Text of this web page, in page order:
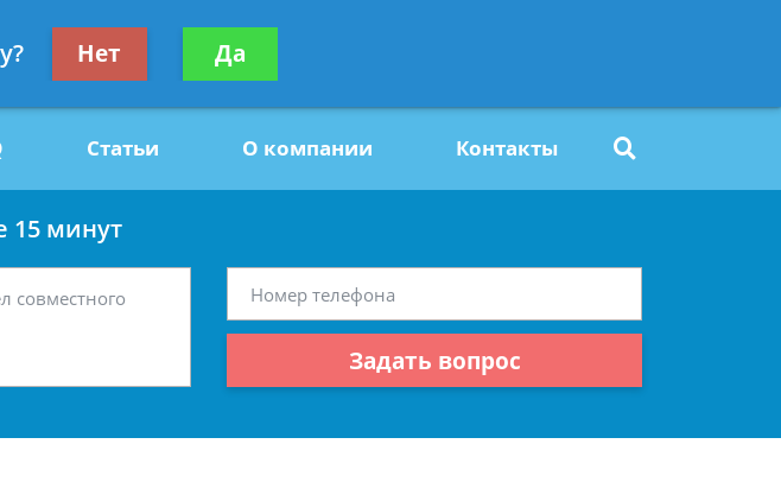
Получите консультацию
бесплатно
Статьи О компании Контакты
15 минут
Задать вопрос
Нет Да